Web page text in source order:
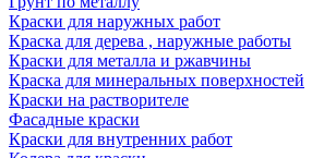
Краски для наружных работ
Краска для дерева , наружные работы
Краски для металла и ржавчины
Краска для минеральных поверхностей
Краски на растворителе
Фасадные краски
Краски для внутренних работ